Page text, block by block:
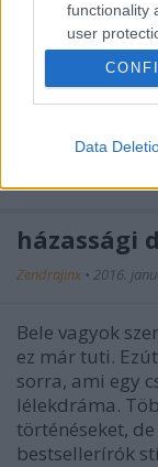
functionality
user
Data
A
széles
női agy című
pszhichiáter,
hozzá
házassági
Zendrajinx • 2016.
Bele vagyok
ez már tuti.
sorra, ami egy
lélekdráma.
történéseket,
bestsellerírók